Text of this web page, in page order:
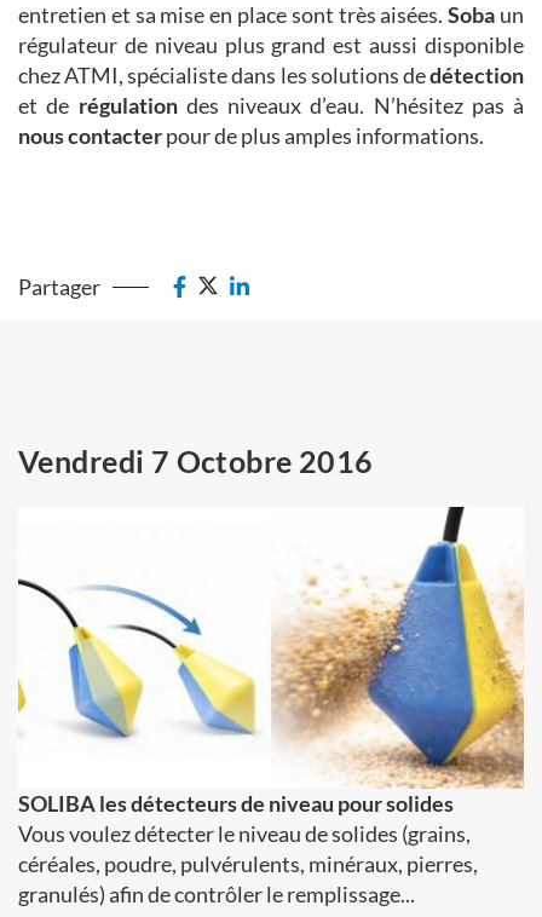
entretien et sa mise en place sont très aisées.Soba un
régulateur de niveau plus grand est aussi disponible
chez ATMI, spécialiste dans les solutions dedétection
et de régulationdes niveaux d’eau. N’hésitez pas à
nous contacterpour de plus amples informations.
Partager
Vendredi 7 Octobre 2016
SOLIBA les détecteurs de niveau pour solides
Vous voulez détecter le niveau de solides (grains,
céréales, poudre, pulvérulents, minéraux, pierres,
granulés) afin de contrôler le remplissage...